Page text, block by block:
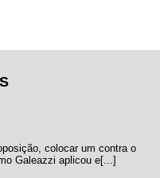
colocar um contra o
Galeazzi aplicou e[...]